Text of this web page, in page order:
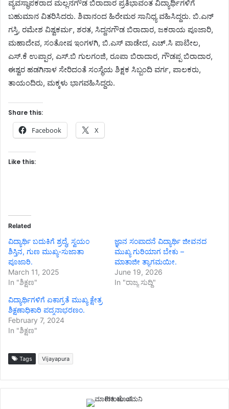
ವ್ಯವಸ್ಥಾಪಕರಾದ ಮಲ್ಲನಗೌಡ ಬಿರಾದಾರ ಪ್ರತಿಭಾವಂತ ವಿದ್ಯಾರ್ಥಿಗಳಿಗೆ
ಬಹುಮಾನ ವಿತರಿಸಿದರು. ಶಿವಾನಂದ ಹಿರೇಮಠ ಸಾನಿಧ್ಯ ವಹಿಸಿದ್ದರು. ಬಿ.ಎನ್
ಗಸ್ತಿ, ರಮೇಶ ವಿಶ್ವಕರ್ಮ, ಶರತ, ಸಿದ್ದನಗೌಡ ಬಿರಾದಾರ, ಜಕರಾಯ ಪೂಜಾರಿ,
ಮಹಾದೇವ, ಸಂತೋಷ ಇಂಗಳಗಿ, ಬಿ.ಎಸ್ ವಾಡೇದ, ಎಚ್.ಸಿ ಪಾಟೀಲ,
ಎಸ್.ಕೆ ಉಪ್ಪಾರ, ಎಸ್.ಬಿ ಗುಲಗಂಜಿ, ರೂಪಾ ಬಿರಾದಾರ, ಗೌಡಪ್ಪ ಬಿರಾದಾರ,
ಈಶ್ವರ ಹಡಗಿನಾಳ ಸೇರಿದಂತೆ ಸಂಸ್ಥೆಯ ಶಿಕ್ಷಕ ಸಿಬ್ಬಂದಿ ವರ್ಗ, ಪಾಲಕರು,
ತಾಯಂದಿರು, ಮಕ್ಕಳು ಭಾಗವಹಿಸಿದ್ದರು.
Share this:
Facebook X
Like this:
Related
ವಿದ್ಯಾರ್ಥಿ ಬದುಕಿಗೆ ಶ್ರದ್ಧೆ, ಸ್ವಯಂ
ಶಿಸ್ತಿನ, ಗುಣ ಮುಖ್ಯ-ಸುಜಾತಾ
ಪೂಜಾರಿ.
March 11, 2025
In "ಶಿಕ್ಷಣ"
ಜ್ಞಾನ ಸಂಪಾದನೆ ವಿದ್ಯಾರ್ಥಿ ಜೀವನದ
ಮುಖ್ಯ ಗುರಿಯಾಗ ಬೇಕು –
ಮಾತಾಜೀ ತ್ಯಾಗಮಯೀ.
June 19, 2026
In "ರಾಜ್ಯ ಸುದ್ದಿ"
ವಿದ್ಯಾರ್ಥಿಗಳಿಗೆ ಏಕಾಗ್ರತೆ ಮುಖ್ಯ ಕ್ಷೇತ್ರ
ಶಿಕ್ಷಣಾಧಿಕಾರಿ ಪದ್ಮನಾಭರಣಂ.
February 7, 2024
In "ಶಿಕ್ಷಣ"
Tags Vijayapura